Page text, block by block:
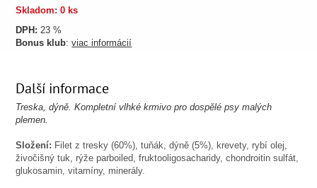
Skladom: 0 ks
DPH: 23 %
Bonus klub:viac informácií
Další informace
Treska, dýně. Kompletní vlhké krmivo pro dospělé psy malých
plemen.
Složení: Filet z tresky (60%), tuňák, dýně (5%), krevety, rybí olej,
živočišný tuk, rýže parboiled, fruktooligosacharidy, chondroitin sulfát,
glukosamin, vitamíny, minerály.